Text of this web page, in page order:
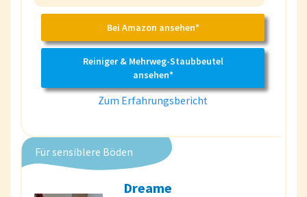
Bei Amazon ansehen*
Reiniger & Mehrweg-Staubbeutel
ansehen*
Zum Erfahrungsbericht
Für sensiblere Böden
Dreame